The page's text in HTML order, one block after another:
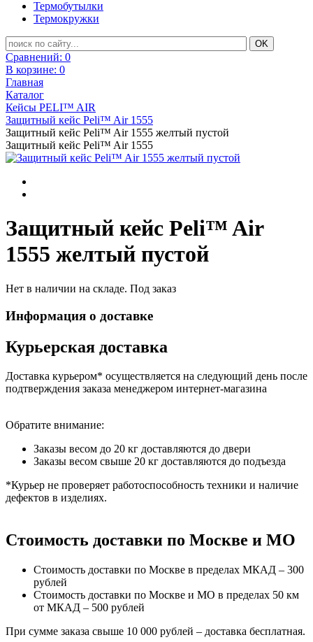
Термобутылки
Термокружки
Сравнений: 0
В корзине: 0
Главная
Каталог
Кейсы PELI™ AIR
Защитный кейс Peli™ Air 1555
Защитный кейс Peli™ Air 1555 желтый пустой
Защитный кейс Peli™ Air 1555
Защитный кейс Peli™ Air
1555 желтый пустой
Нет в наличии на складе. Под заказ
Информация о доставке
Курьерская доставка
Доставка курьером* осуществляется на следующий день после
подтверждения заказа менеджером интернет-магазина
Обратите внимание:
Заказы весом до 20 кг доставляются до двери
Заказы весом свыше 20 кг доставляются до подъезда
*Курьер не проверяет работоспособность техники и наличие
дефектов в изделиях.
Стоимость доставки по Москве и МО
Стоимость доставки по Москве в пределах МКАД – 300
рублей
Стоимость доставки по Москве и МО в пределах 50 км
от МКАД – 500 рублей
При сумме заказа свыше 10 000 рублей – доставка бесплатная.